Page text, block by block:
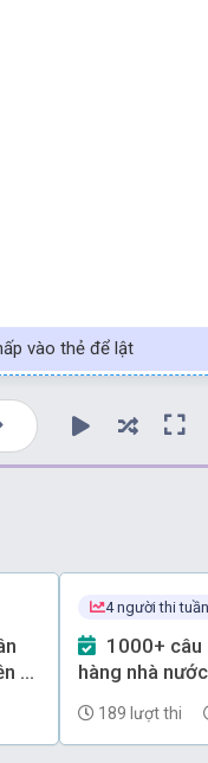
vào thẻ để lật
tệ
4 người thi
hàng nhà
189 lượt thi